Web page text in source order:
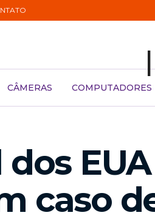
CÂMERAS COMPUTADORES
caso